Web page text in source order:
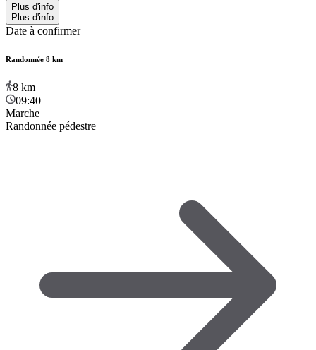
Plus d'info
Plus d'info
Date à confirmer
Randonnée 8 km
8 km
09:40
Marche
Randonnée pédestre